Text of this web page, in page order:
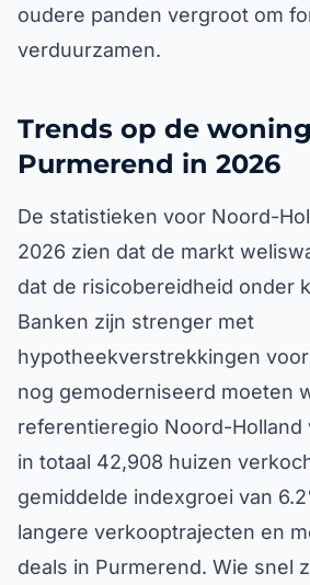
oudere panden vergroot om
verduurzamen.
Trends op de
Purmerend in 2026
De statistieken voor Noord-
2026 zien dat de markt
dat de risicobereidheid onder
Banken zijn strenger met
hypotheekverstrekkingen
nog gemoderniseerd moeten
referentieregio Noord-Holland
in totaal 42,908 huizen
gemiddelde indexgroei van
langere verkooptrajecten en
deals in Purmerend. Wie snel